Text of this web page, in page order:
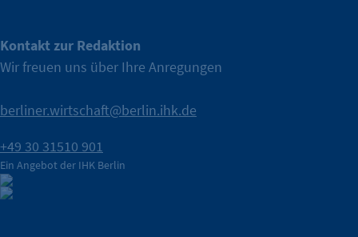
Kontakt zur Redaktion
Wir freuen uns über Ihre Anregungen
berliner.wirtschaft@berlin.ihk.de
+49 30 31510 901
Ein Angebot der IHK Berlin